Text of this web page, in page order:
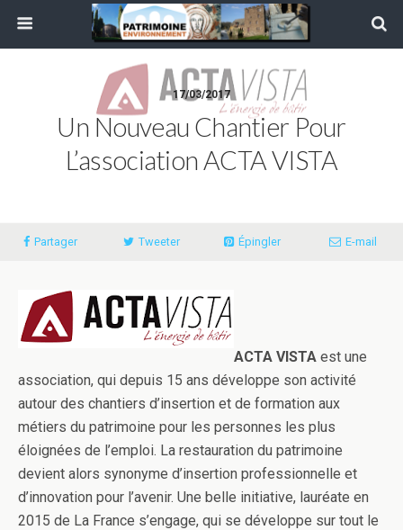
17/03/2017
Un Nouveau Chantier Pour
L’association ACTA VISTA
Partager Tweeter Épingler E-mail
ACTA VISTA est une
association, qui depuis 15 ans développe son activité
autour des chantiers d’insertion et de formation aux
métiers du patrimoine pour les personnes les plus
éloignées de l’emploi. La restauration du patrimoine
devient alors synonyme d’insertion professionnelle et
d’innovation pour l’avenir. Une belle initiative, lauréate en
2015 de La France s’engage, qui se développe sur tout le